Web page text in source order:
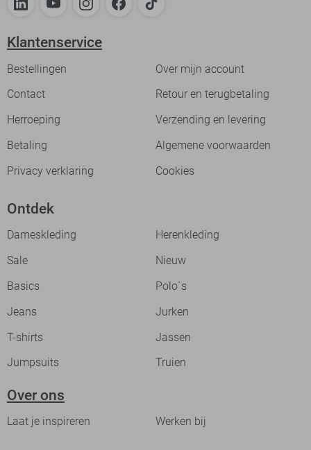
Klantenservice
Bestellingen
Over mijn account
Contact
Retour en terugbetaling
Herroeping
Verzending en levering
Betaling
Algemene voorwaarden
Privacy verklaring
Cookies
Ontdek
Dameskleding
Herenkleding
Sale
Nieuw
Basics
Polo`s
Jeans
Jurken
T-shirts
Jassen
Jumpsuits
Truien
Over ons
Laat je inspireren Werken bij